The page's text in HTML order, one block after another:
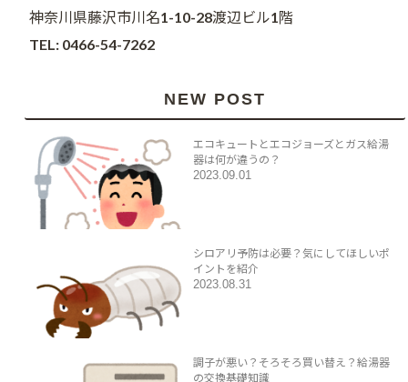
神奈川県藤沢市川名1-10-28渡辺ビル1階
TEL: 0466-54-7262
NEW POST
エコキュートとエコジョーズとガス給湯
器は何が違うの？
2023.09.01
シロアリ予防は必要？気にしてほしいポ
イントを紹介
2023.08.31
調子が悪い？そろそろ買い替え？給湯器
の交換基礎知識